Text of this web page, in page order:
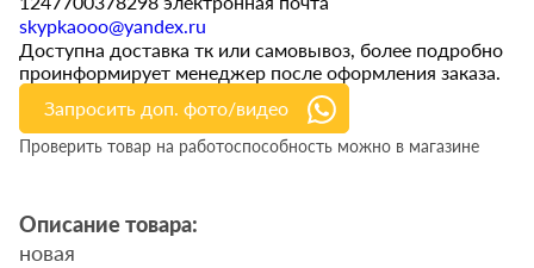
skypkaooo@yandex.ru
Доступна доставка тк или самовывоз, более подробно
проинформирует менеджер после оформления заказа.
Запросить доп. фото/видео
Проверить товар на работоспособность можно в магазине
Описание товара:
новая